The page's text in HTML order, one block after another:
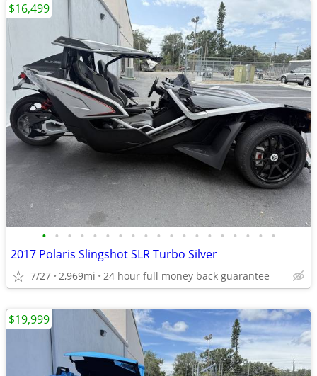
• • • • • • • • • • • • • • • • • • •
2017 Polaris Slingshot SLR Turbo Silver
7/27 2,969mi 24 hour full money back guarantee
$16,499
$19,999